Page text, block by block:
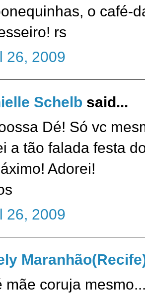
o café-
rs
26, 2009
Schelb said...
Dé! Só vc
a tão falada festa
Adorei!
26, 2009
mãe coruja